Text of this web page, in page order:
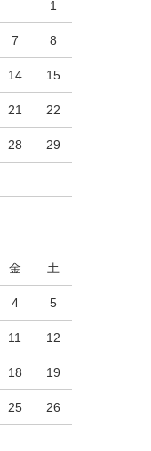
1
7 8
14 15
21 22
28 29
金 土
4 5
11 12
18 19
25 26